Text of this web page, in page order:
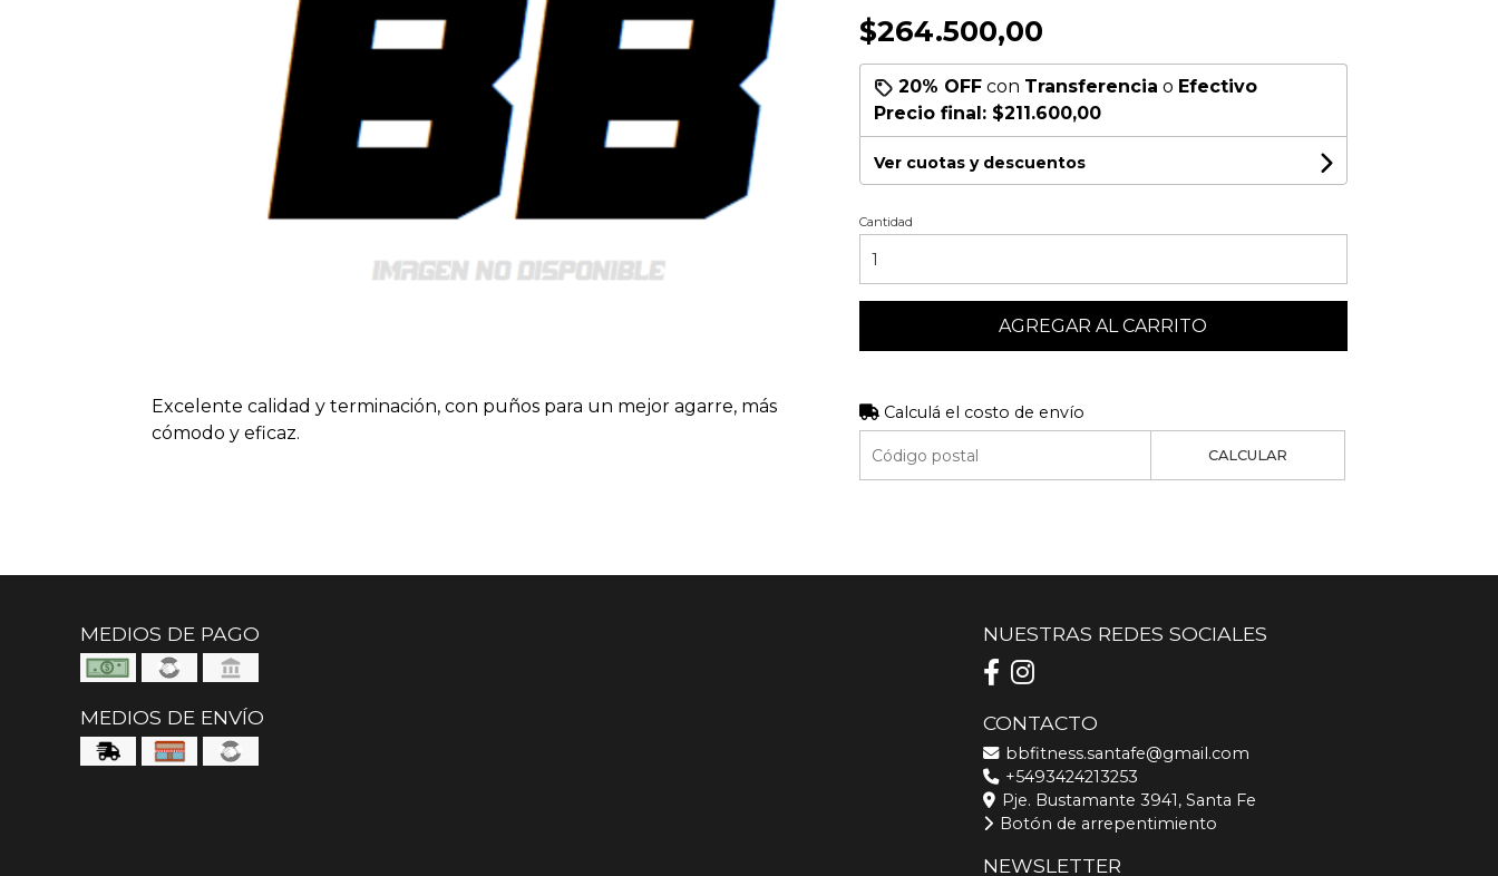
Excelente calidad y terminación, con puños para un mejor agarre, más
cómodo y eficaz.
$264.500,00
20% OFFcon Transferencia o Efectivo
Precio final: $211.600,00
Ver cuotas y descuentos
Cantidad
AGREGAR AL CARRITO
Calculá el costo de envío
CALCULAR
MEDIOS DE PAGO
MEDIOS DE ENVÍO
NUESTRAS REDES SOCIALES
CONTACTO
bbfitness.santafe@gmail.com
+5493424213253
Pje. Bustamante 3941, Santa Fe
Botón de arrepentimiento
NEWSLETTER